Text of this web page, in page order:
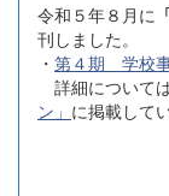
令和５年８月に
刊しました。
・ 第４期 学校
詳細について
ン」 に掲載して